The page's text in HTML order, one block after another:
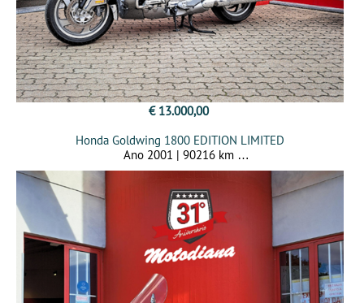
€ 13.000,00
Honda Goldwing 1800 EDITION LIMITED
Ano 2001 | 90216 km